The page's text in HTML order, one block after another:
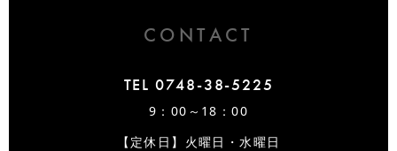
CONTACT
TEL 0748-38-5225
9：00～18：00
【定休日】火曜日・水曜日